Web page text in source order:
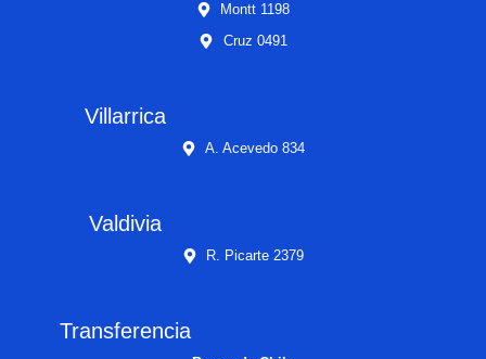
Montt 1198
Cruz 0491
Villarrica
A. Acevedo 834
Valdivia
R. Picarte 2379
Transferencia